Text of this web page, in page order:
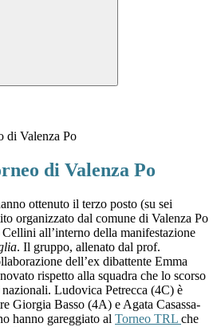
di Valenza Po
di Valenza Po
ottenuto il terzo posto (su sei
organizzato dal comune di Valenza Po
all’interno della manifestazione
. Il gruppo, allenato dal prof.
dell’ex dibattente Emma
rispetto alla squadra che lo scorso
Ludovica Petrecca (4C) è
Giorgia Basso (4A) e Agata Casassa-
hanno gareggiato al Torneo TRL che